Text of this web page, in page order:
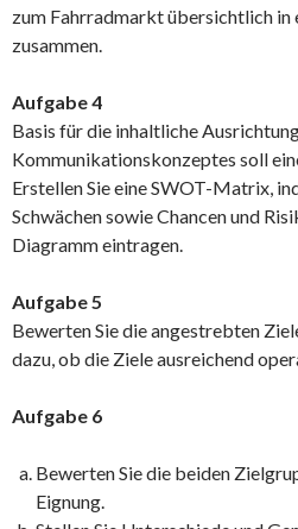
zum Fahrradmarkt übersichtlich
zusammen.
Aufgabe 4
Basis für die inhaltliche
Kommunikationskonzeptes soll
Erstellen Sie eine SWOT-Matrix,
Schwächen sowie Chancen und
Diagramm eintragen.
Aufgabe 5
Bewerten Sie die angestrebten
dazu, ob die Ziele ausreichend
Aufgabe 6
Bewerten Sie die beiden
Eignung.